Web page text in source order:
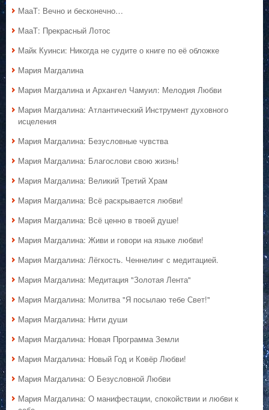
МааТ: Вечно и бесконечно…
МааТ: Прекрасный Лотос
Майк Куинси: Никогда не судите о книге по её обложке
Мария Магдалина
Мария Магдалина и Архангел Чамуил: Мелодия Любви
Мария Магдалина: Атлантический Инструмент духовного
исцеления
Мария Магдалина: Безусловные чувства
Мария Магдалина: Благослови свою жизнь!
Мария Магдалина: Великий Третий Храм
Мария Магдалина: Всё раскрывается любви!
Мария Магдалина: Всё ценно в твоей душе!
Мария Магдалина: Живи и говори на языке любви!
Мария Магдалина: Лёгкость. Ченнелинг с медитацией.
Мария Магдалина: Медитация "Золотая Лента"
Мария Магдалина: Молитва "Я посылаю тебе Свет!"
Мария Магдалина: Нити души
Мария Магдалина: Новая Программа Земли
Мария Магдалина: Новый Год и Ковёр Любви!
Мария Магдалина: О Безусловной Любви
Мария Магдалина: О манифестации, спокойствии и любви к